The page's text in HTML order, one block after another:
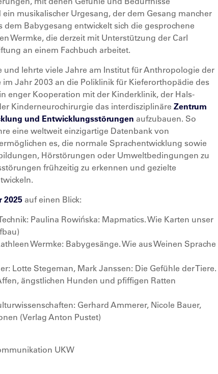
musikalischer Urgesang, der dem Gesang mancher
dem Babygesang entwickelt sich die gesprochene
Wermke, die derzeit mit Unterstützung der Carl
an einem Fachbuch arbeitet.
und lehrte viele Jahre am Institut für Anthropologie der
Jahr 2003 an die Poliklinik für Kieferorthopädie des
enger Kooperation mit der Kinderklinik, der Hals-
Kinderneurochirurgie das interdisziplinäreZentrum
und Entwicklungsstörungen aufzubauen. So
eine weltweit einzigartige Datenbank von
es, die normale Sprachentwicklung sowie
Hörstörungen oder Umweltbedingungen zu
frühzeitig zu erkennen und gezielte
2025 auf einen Blick:
Paulina Rowińska: Mapmatics. Wie Karten unser
Wermke: Babygesänge. Wie aus Weinen Sprache
Lotte Stegeman, Mark Janssen: Die Gefühle der Tiere.
ängstlichen Hunden und pfiffigen Ratten
Gerhard Ammerer, Nicole Bauer,
(Verlag Anton Pustet)
UKW